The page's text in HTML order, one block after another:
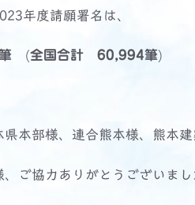
年度請願署名は、
(全国合計 60,994筆)
本部様、連合熊本様、熊本建
ご協力ありがとうございまし